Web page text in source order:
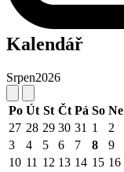
Kalendář
Srpen2026
Po Út St Čt Pá So Ne
27 28 29 30 31 1
2
3
4 5 6 7 8
9
10 11 12 13 14 15 16